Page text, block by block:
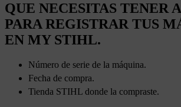
QUE NECESITAS TENER
PARA REGISTRAR TUS
EN MY STIHL.
Número de serie de la máquina.
Fecha de compra.
Tienda STIHL donde la compraste.